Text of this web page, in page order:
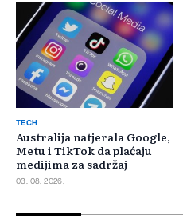
TECH
Australija natjerala Google,
Metu i TikTok da plaćaju
medijima za sadržaj
03. 08. 2026.